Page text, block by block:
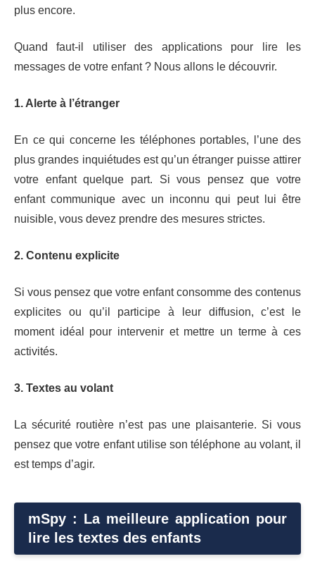
plus encore.
Quand faut-il utiliser des applications pour lire les
messages de votre enfant ? Nous allons le découvrir.
1. Alerte à l’étranger
En ce qui concerne les téléphones portables, l’une des
plus grandes inquiétudes est qu’un étranger puisse attirer
votre enfant quelque part. Si vous pensez que votre
enfant communique avec un inconnu qui peut lui être
nuisible, vous devez prendre des mesures strictes.
2. Contenu explicite
Si vous pensez que votre enfant consomme des contenus
explicites ou qu’il participe à leur diffusion, c’est le
moment idéal pour intervenir et mettre un terme à ces
activités.
3. Textes au volant
La sécurité routière n’est pas une plaisanterie. Si vous
pensez que votre enfant utilise son téléphone au volant, il
est temps d’agir.
mSpy : La meilleure application pour
lire les textes des enfants